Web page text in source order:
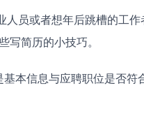
写简历的小技巧。